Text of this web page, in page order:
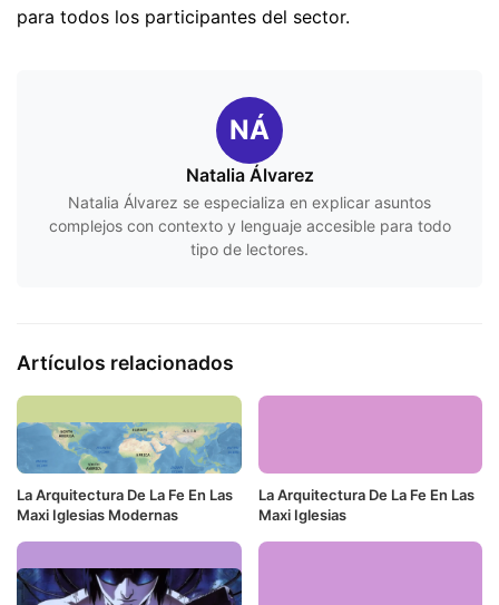
para todos los participantes del sector.
NÁ
Natalia Álvarez
Natalia Álvarez se especializa en explicar asuntos
complejos con contexto y lenguaje accesible para todo
tipo de lectores.
Artículos relacionados
La Arquitectura De La Fe En Las
Maxi Iglesias Modernas
La Arquitectura De La Fe En Las
Maxi Iglesias